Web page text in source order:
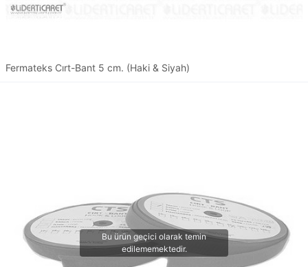
Fermateks Cırt-Bant 5 cm. (Haki & Siyah)